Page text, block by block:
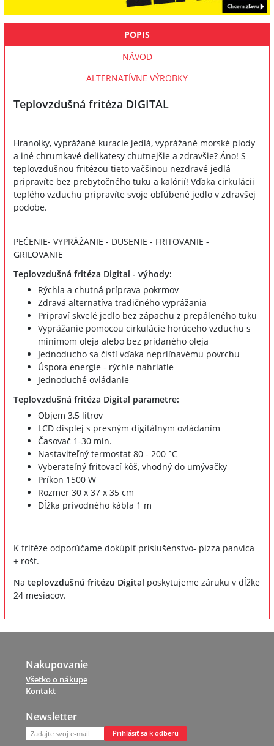
POPIS
NÁVOD
ALTERNATÍVNE VÝROBKY
Teplovzdušná fritéza DIGITAL
Hranolky, vyprážané kuracie jedlá, vyprážané morské plody
a iné chrumkavé delikatesy chutnejšie a zdravšie? Áno! S
teplovzdušnou fritézou tieto väčšinou nezdravé jedlá
pripravíte bez prebytočného tuku a kalórií! Vďaka cirkulácii
teplého vzduchu pripravíte svoje obľúbené jedlo v zdravšej
podobe.
PEČENIE- VYPRÁŽANIE - DUSENIE - FRITOVANIE -
GRILOVANIE
Teplovzdušná fritéza Digital - výhody:
Rýchla a chutná príprava pokrmov
Zdravá alternatíva tradičného vyprážania
Pripraví skvelé jedlo bez zápachu z prepáleného tuku
Vyprážanie pomocou cirkulácie horúceho vzduchu s
minimom oleja alebo bez pridaného oleja
Jednoducho sa čistí vďaka nepriľnavému povrchu
Úspora energie - rýchle nahriatie
Jednoduché ovládanie
Teplovzdušná fritéza Digital parametre:
Objem 3,5 litrov
LCD displej s presným digitálnym ovládaním
Časovač 1-30 min.
Nastaviteľný termostat 80 - 200 °C
Vyberateľný fritovací kôš, vhodný do umývačky
Príkon 1500 W
Rozmer 30 x 37 x 35 cm
Dĺžka prívodného kábla 1 m
K fritéze odporúčame dokúpiť príslušenstvo- pizza panvica
+ rošt.
Na teplovzdušnú fritézu Digital poskytujeme záruku v dĺžke
24 mesiacov.
Nakupovanie
Všetko o nákupe
Kontakt
Newsletter
Prihlásiť sa k odberu